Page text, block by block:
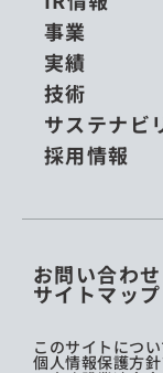
事業
実績
技術
サステナビ
採用情報
お問い合わせ
サイトマップ
このサイトにつ
個人情報保護方針